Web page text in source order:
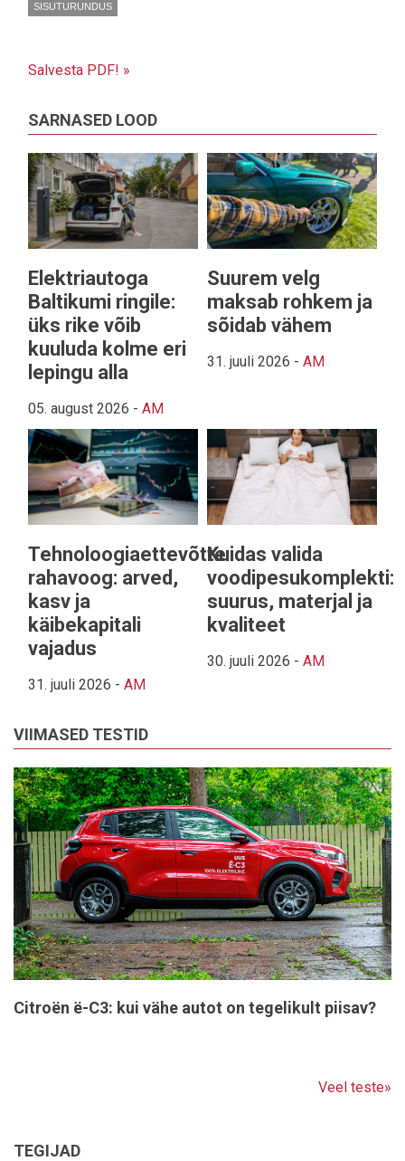
SISUTURUNDUS
Salvesta PDF! »
SARNASED LOOD
Elektriautoga
Baltikumi ringile:
üks rike võib
kuuluda kolme eri
lepingu alla
05. august 2026 - AM
Suurem velg
maksab rohkem ja
sõidab vähem
31. juuli 2026 - AM
Tehnoloogiaettevõtte
rahavoog: arved,
kasv ja
käibekapitali
vajadus
31. juuli 2026 - AM
Kuidas valida
voodipesukomplekti:
suurus, materjal ja
kvaliteet
30. juuli 2026 - AM
VIIMASED TESTID
Citroën ë-C3: kui vähe autot on tegelikult piisav?
Veel teste»
TEGIJAD